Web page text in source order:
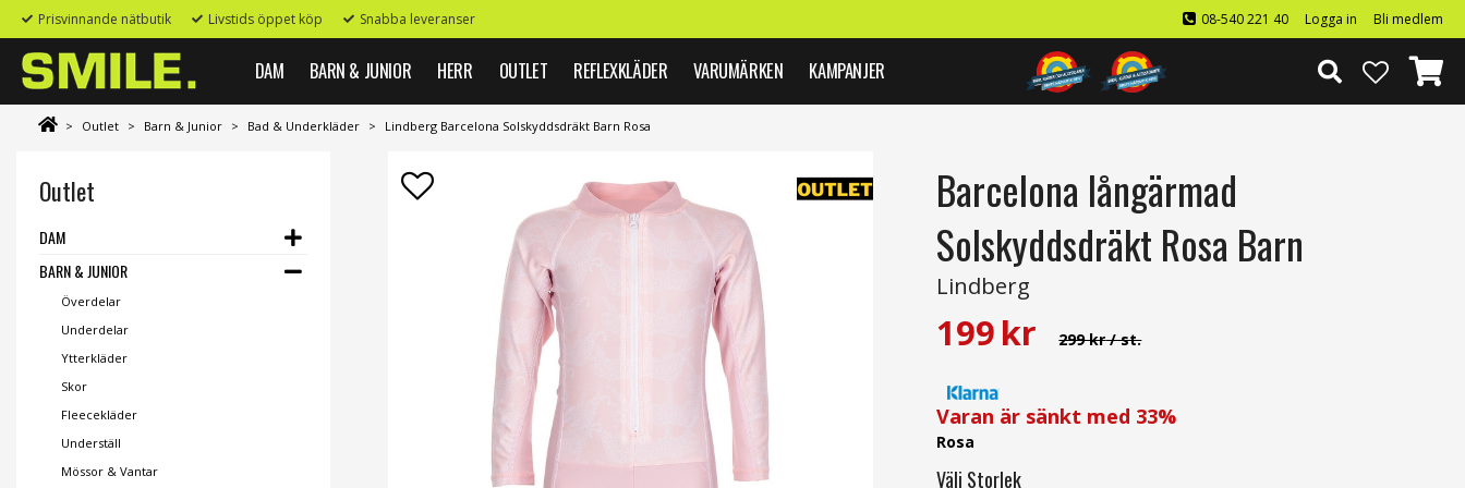
Prisvinnande nätbutik Livstids öppet köp Snabba leveranser 08-540 221 40 Logga in Bli medlem
DAM BARN & JUNIOR HERR OUTLET REFLEXKLÄDER VARUMÄRKEN KAMPANJER
> Outlet > Barn & Junior > Bad & Underkläder > Lindberg Barcelona Solskyddsdräkt Barn Rosa
Outlet
DAM
BARN & JUNIOR
Överdelar
Underdelar
Ytterkläder
Skor
Fleecekläder
Underställ
Mössor & Vantar
Barcelona långärmad
Solskyddsdräkt Rosa Barn
Lindberg
199kr 299 kr/ st.
Varan är sänkt med 33%
Rosa
Välj Storlek